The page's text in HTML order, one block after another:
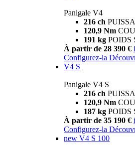
Panigale V4
216 ch
120,9 Nm
191 kg POIDS
À partir de 28 390 € i
Configurez-la
V4 S
Panigale V4 S
216 ch
120,9 Nm
187 kg POIDS
À partir de 35 190 € i
Configurez-la
new V4 S 100